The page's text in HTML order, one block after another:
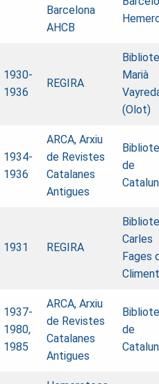
Barcelona
AHCB
1930-
1936
REGIRA
Marià
(Olot)
1934-
1936
ARCA, Arxiu
de Revistes
Catalanes
Antigues
de
1931 REGIRA
Carles
Fages
Climent
1937-
1980,
1985
ARCA, Arxiu
de Revistes
Catalanes
Antigues
de